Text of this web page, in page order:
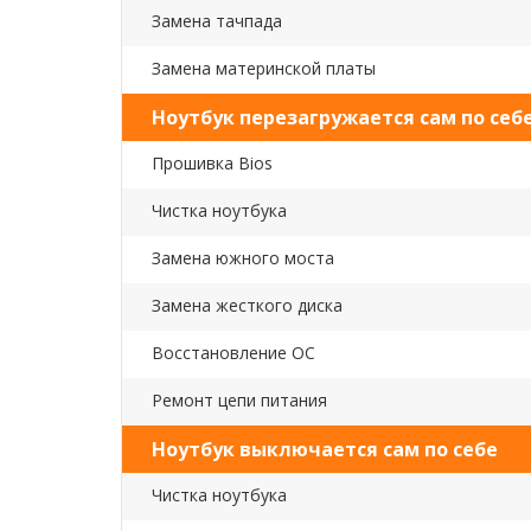
Замена тачпада
Замена материнской платы
Ноутбук перезагружается сам по
Прошивка Bios
Чистка ноутбука
Замена южного моста
Замена жесткого диска
Восстановление ОС
Ремонт цепи питания
Ноутбук выключается сам по себе
Чистка ноутбука